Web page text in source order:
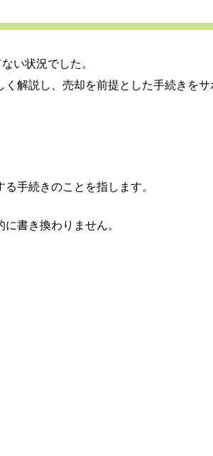
い状況でした。
解説し、売却を前提とした手続きをサ
手続きのことを指します。
書き換わりません。